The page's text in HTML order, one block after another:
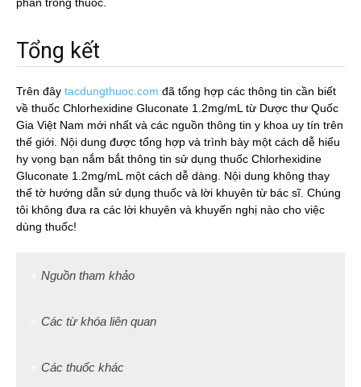
Tổng kết
Trên đây tacdungthuoc.com đã tổng hợp các thông tin cần biết
về thuốc Chlorhexidine Gluconate 1.2mg/mL từ Dược thư Quốc
Gia Việt Nam mới nhất và các nguồn thông tin y khoa uy tín trên
thế giới. Nội dung được tổng hợp và trình bày một cách dễ hiểu
hy vọng bạn nắm bắt thông tin sử dụng thuốc Chlorhexidine
Gluconate 1.2mg/mL một cách dễ dàng. Nội dung không thay
thế tờ hướng dẫn sử dụng thuốc và lời khuyên từ bác sĩ. Chúng
tôi không đưa ra các lời khuyên và khuyến nghị nào cho việc
dùng thuốc!
Nguồn tham khảo
Các từ khóa liên quan
Các thuốc khác